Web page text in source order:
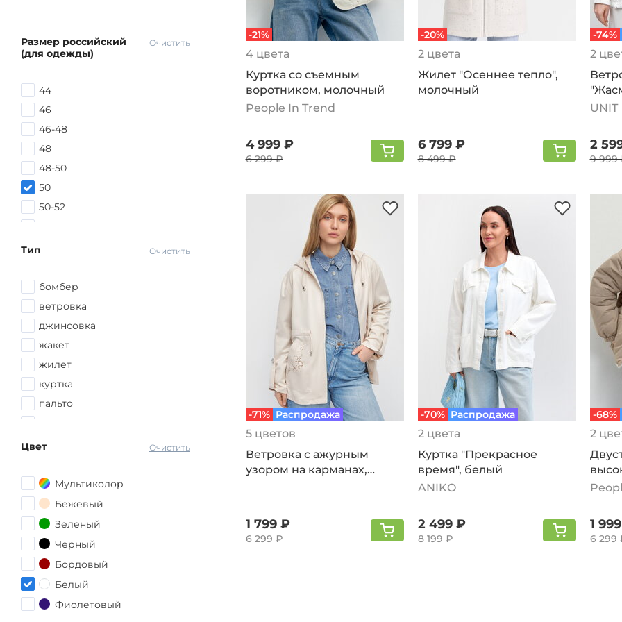
Очистить
Размер российский
(для одежды)
44
46
46-48
48
48-50
50
50-52
52-54
54-56
56
56-58
58
58-60
60
62
68-70
Очистить
Тип
бомбер
ветровка
джинсовка
жакет
жилет
куртка
пальто
худи
Очистить
Цвет
Мультиколор
Бежевый
Зеленый
Черный
Бордовый
Белый
Фиолетовый
-21%
4 цвета
Куртка со съемным
воротником, молочный
People In Trend
4 999 ₽
6 299 ₽
-20%
2 цвета
Жилет "Осеннее тепло",
молочный
6 799 ₽
8 499 ₽
-74%
2
UNIT
2
9 999
-71% Распродажа
5 цветов
Ветровка с ажурным
узором на карманах,
1 799 ₽
6 299 ₽
-70% Распродажа
2 цвета
Куртка "Прекрасное
время", белый
ANIKO
2 499 ₽
8 199 ₽
-68%
2
1
6 299